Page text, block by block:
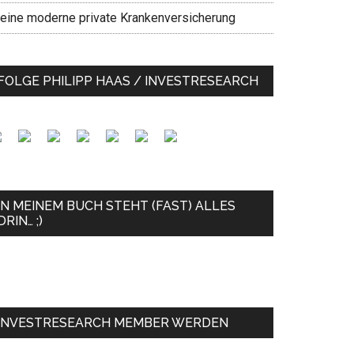
moderne private Krankenversicherung
PHILIPP HAAS / INVESTRESEARCH
MEINEM BUCH STEHT (FAST) ALLES
;)
MEMBER WERDEN